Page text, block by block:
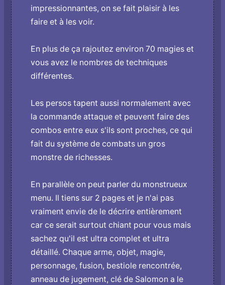
impressionnantes, o­n se fait plaisir à les
faire et à les voir.
En plus de ça rajoutez environ 70 magies et
vous avez le nombres de techniques
différentes.
Les persos tapent aussi normalement avec
la commande attaque et peuvent faire des
combos entre eux s'ils sont proches, ce qui
fait du système de combats un gros
monstre de richesses.
En parallèle o­n peut parler du monstrueux
menu. Il tiens sur 2 pages et je n'ai pas
vraiment envie de le décrire entièrement
car ce serait surtout chiant pour vous mais
sachez qu'il est ultra complet et ultra
détaillé. Chaque arme, objet, magie,
personnage, fusion, bestiole rencontrée,
anneau de jugement, clé de Salomon a le